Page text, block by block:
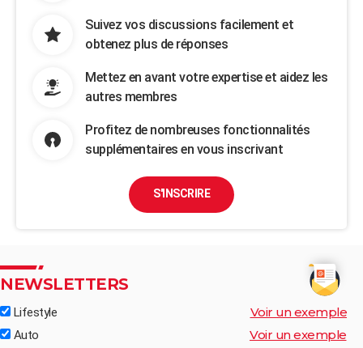
Suivez vos discussions facilement et
obtenez plus de réponses
Mettez en avant votre expertise et aidez les
autres membres
Profitez de nombreuses fonctionnalités
supplémentaires en vous inscrivant
S'INSCRIRE
NEWSLETTERS
Lifestyle Voir un exemple
Auto Voir un exemple